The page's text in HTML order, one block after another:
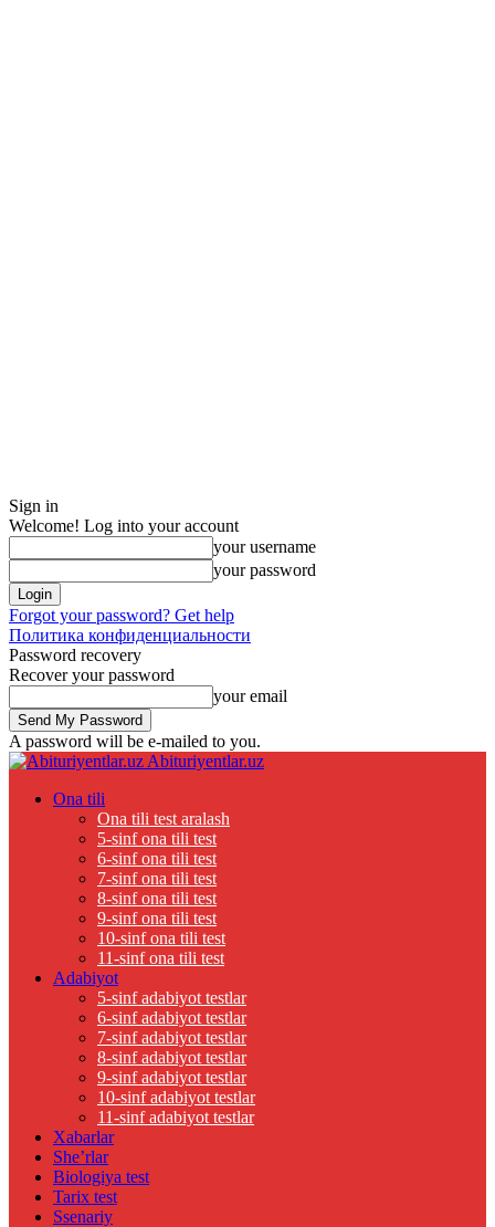
Sign in
Welcome! Log into your account
your username
your password
Forgot your password? Get help
Политика конфиденциальности
Password recovery
Recover your password
your email
A password will be e-mailed to you.
Abituriyentlar.uz
Ona tili
Ona tili test aralash
5-sinf ona tili test
6-sinf ona tili test
7-sinf ona tili test
8-sinf ona tili test
9-sinf ona tili test
10-sinf ona tili test
11-sinf ona tili test
Adabiyot
5-sinf adabiyot testlar
6-sinf adabiyot testlar
7-sinf adabiyot testlar
8-sinf adabiyot testlar
9-sinf adabiyot testlar
10-sinf adabiyot testlar
11-sinf adabiyot testlar
Xabarlar
She’rlar
Biologiya test
Tarix test
Ssenariy